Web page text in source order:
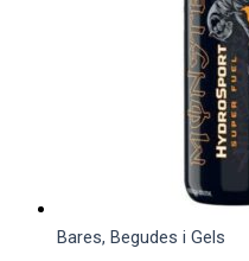
Bares, Begudes i Gels